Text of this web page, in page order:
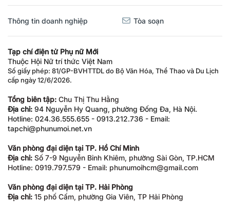
Thông tin doanh nghiệp Tòa soạn
Tạp chí điện tử Phụ nữ Mới
Thuộc Hội Nữ trí thức Việt Nam
Số giấy phép: 81/GP-BVHTTDL do Bộ Văn Hóa, Thể Thao và Du Lịch
cấp ngày 12/6/2026.
Tổng biên tập: Chu Thị Thu Hằng
Địa chỉ: 94 Nguyễn Hy Quang, phường Đống Đa, Hà Nội.
Hotline: 024.36.555.655 - 0913.212.736 - Email:
tapchi@phunumoi.net.vn
Văn phòng đại diện tại TP. Hồ Chí Minh
Địa chỉ: Số 7-9 Nguyễn Bỉnh Khiêm, phường Sài Gòn, TP.HCM
Hotline: 0919.797.579 - Email: phunumoihcm@gmail.com
Văn phòng đại diện tại TP. Hải Phòng
Địa chỉ: 15 phố Cấm, phường Gia Viên, TP Hải Phòng